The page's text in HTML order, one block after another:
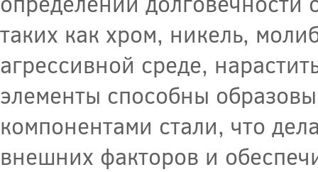
таких как хром, никель,
агрессивной среде,
элементы способны
компонентами стали, что
внешних факторов и